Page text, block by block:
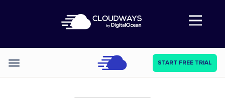
Abre a navegação
Categories START FREE TRIAL